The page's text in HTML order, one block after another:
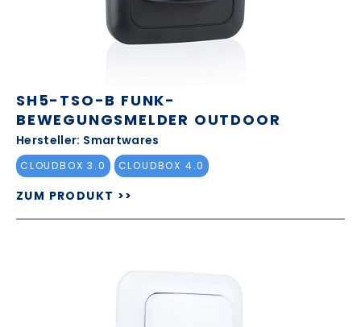
SH5-TSO-B FUNK-
BEWEGUNGSMELDER OUTDOOR
Hersteller: Smartwares
CLOUDBOX 3.0 CLOUDBOX 4.0
ZUM PRODUKT >>